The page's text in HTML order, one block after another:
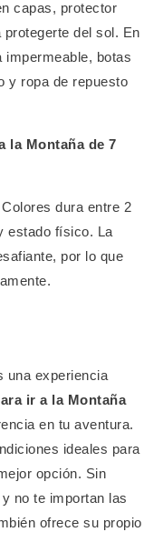
capas, protector
del sol. En
impermeable, botas
y ropa de repuesto
la Montaña de 7
dura entre 2
estado físico. La
por lo que
una experiencia
ir a la Montaña
en tu aventura.
ideales para
opción. Sin
no te importan las
ofrece su propio